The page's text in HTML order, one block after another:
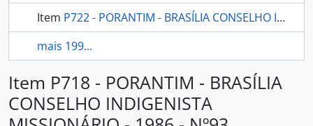
Item P722 - PORANTIM - BRASÍLIA CONSELHO INDIGENISTA MISSIONÁRIO - 1987 - Nº95
mais 199...
Item P718 - PORANTIM - BRASÍLIA
CONSELHO INDIGENISTA